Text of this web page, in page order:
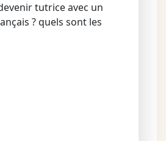
tutrice avec un
? quels sont les